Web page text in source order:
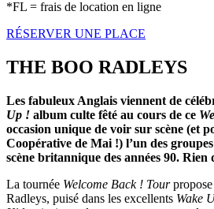
*FL = frais de location en ligne
RÉSERVER UNE PLACE
THE BOO RADLEYS
Les fabuleux Anglais viennent de
Up ! album culte fêté au cours de ce
occasion unique de voir sur scène (et
Coopérative de Mai !) l’un des
scène britannique des années 90. Rien
La tournée Welcome Back ! Tour
Radleys, puisé dans les excellents Wake